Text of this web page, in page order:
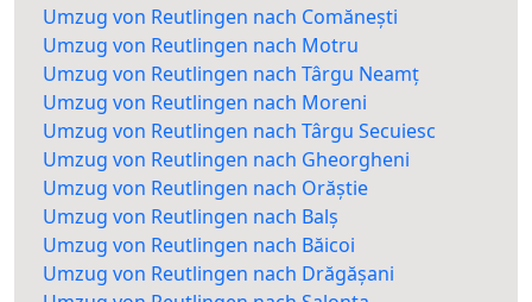
Umzug von Reutlingen nach Comănești
Umzug von Reutlingen nach Motru
Umzug von Reutlingen nach Târgu Neamț
Umzug von Reutlingen nach Moreni
Umzug von Reutlingen nach Târgu Secuiesc
Umzug von Reutlingen nach Gheorgheni
Umzug von Reutlingen nach Orăștie
Umzug von Reutlingen nach Balș
Umzug von Reutlingen nach Băicoi
Umzug von Reutlingen nach Drăgășani